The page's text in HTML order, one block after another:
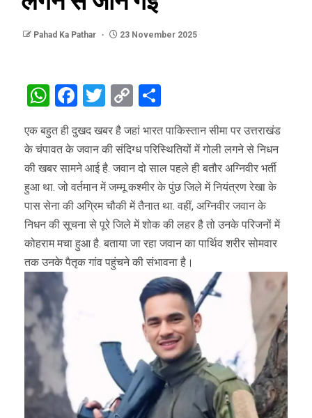
Pahad Ka Pathar 23 November 2025
WhatsApp
Facebook
Twitter
Copy
Link
एक बहुत ही दुखद खबर है जहां भारत पाकिस्तान सीमा पर उत्तराखंड
के चंपावत के जवान की संदिग्ध परिस्थितियों में गोली लगने से निधन
की खबर सामने आई है. जवान दो साल पहले ही बतौर अग्निवीर भर्ती
हुआ था. जो वर्तमान में जम्मू कश्मीर के पुंछ जिले में नियंत्रण रेखा के
पास सेना की अग्रिम चौकी में तैनात था. वहीं, अग्निवीर जवान के
निधन की सूचना से पूरे जिले में शोक की लहर है तो उनके परिजनों में
कोहराम मचा हुआ है. बताया जा रहा जवान का पार्थिव शरीर सोमवार
तक उनके पैतृक गांव पहुंचने की संभावना है।